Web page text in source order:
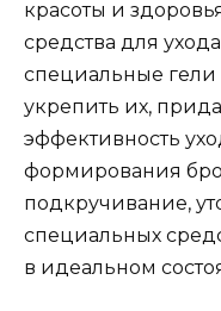
красоты и
средства для
специальные гели
укрепить их‚
эффективность
формирования
подкручивание‚
специальных
в идеальном